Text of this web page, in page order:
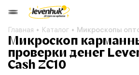
Главная Каталог Микроскопы
Микроскоп
проверки денег
Cash ZC10